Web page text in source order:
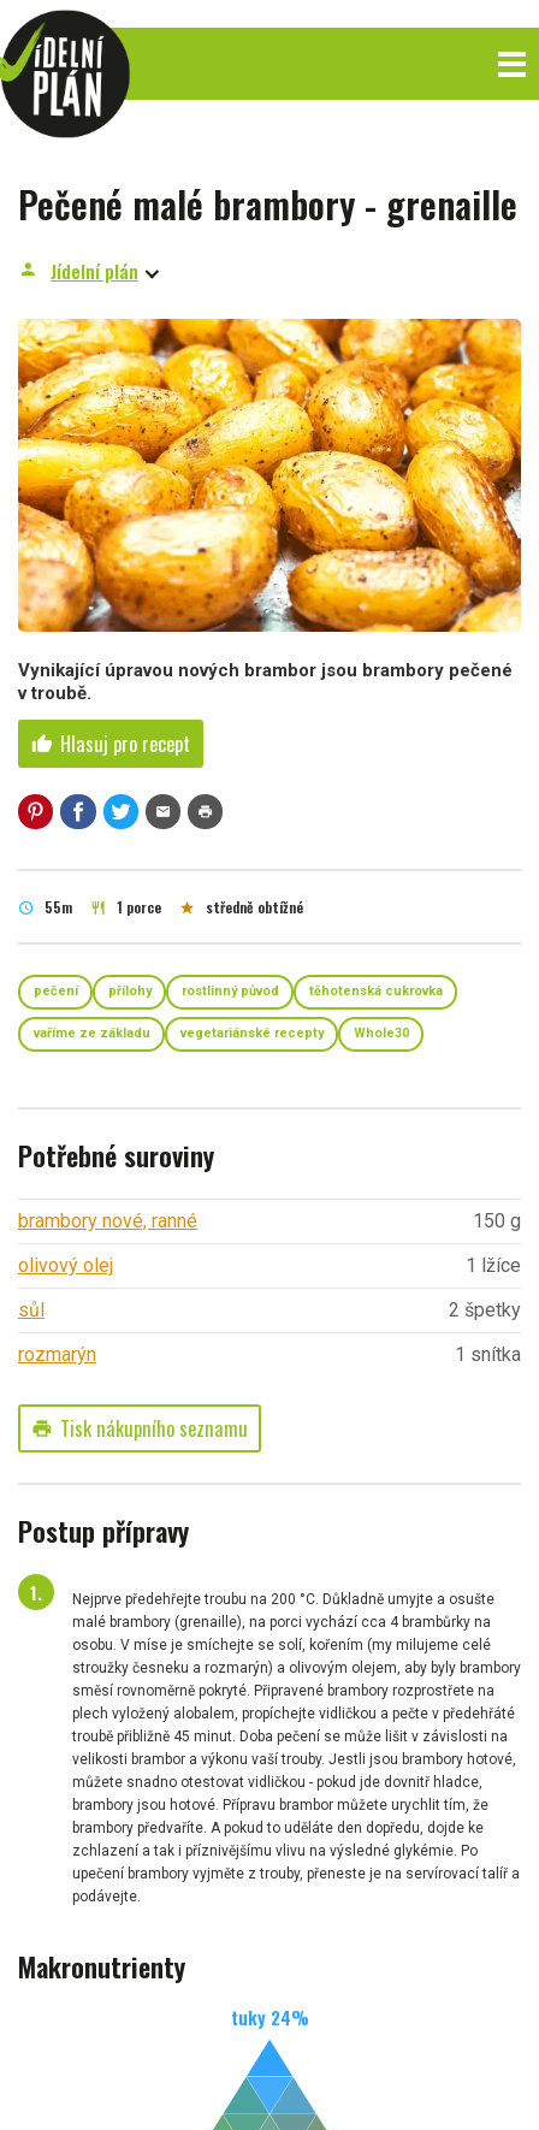
Pečené malé brambory - grenaille
person Jídelní plán
Vynikající úpravou nových brambor jsou brambory pečené
v troubě.
thumb_up Hlasuj pro recept
mail print
schedule 55m restaurant 1 porce star středně obtížné
pečení přílohy rostlinný původ těhotenská cukrovka
vaříme ze základu vegetariánské recepty Whole30
Potřebné suroviny
brambory nové, ranné
150 g
olivový olej
1 lžíce
sůl
2 špetky
rozmarýn
1 snítka
print Tisk nákupního seznamu
Postup přípravy
Nejprve předehřejte troubu na 200 °C. Důkladně umyjte a osušte
malé brambory (grenaille), na porci vychází cca 4 brambůrky na
osobu. V míse je smíchejte se solí, kořením (my milujeme celé
stroužky česneku a rozmarýn) a olivovým olejem, aby byly brambory
směsí rovnoměrně pokryté. Připravené brambory rozprostřete na
plech vyložený alobalem, propíchejte vidličkou a pečte v předehřáté
troubě přibližně 45 minut. Doba pečení se může lišit v závislosti na
velikosti brambor a výkonu vaší trouby. Jestli jsou brambory hotové,
můžete snadno otestovat vidličkou - pokud jde dovnitř hladce,
brambory jsou hotové. Přípravu brambor můžete urychlit tím, že
brambory předvaříte. A pokud to uděláte den dopředu, dojde ke
zchlazení a tak i příznivějšímu vlivu na výsledné glykémie. Po
upečení brambory vyjměte z trouby, přeneste je na servírovací talíř a
podávejte.
Makronutrienty
tuky 24%